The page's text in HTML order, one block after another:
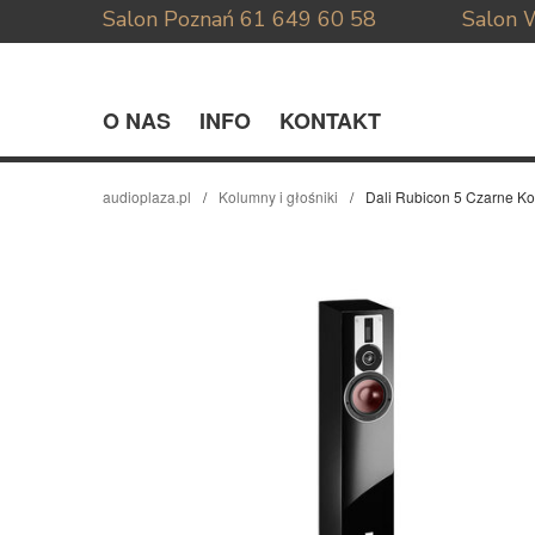
Salon Poznań 61 649 60 58 Salon
O NAS INFO KONTAKT
audioplaza.pl Kolumny i głośniki Dali Rubicon 5 Czarne